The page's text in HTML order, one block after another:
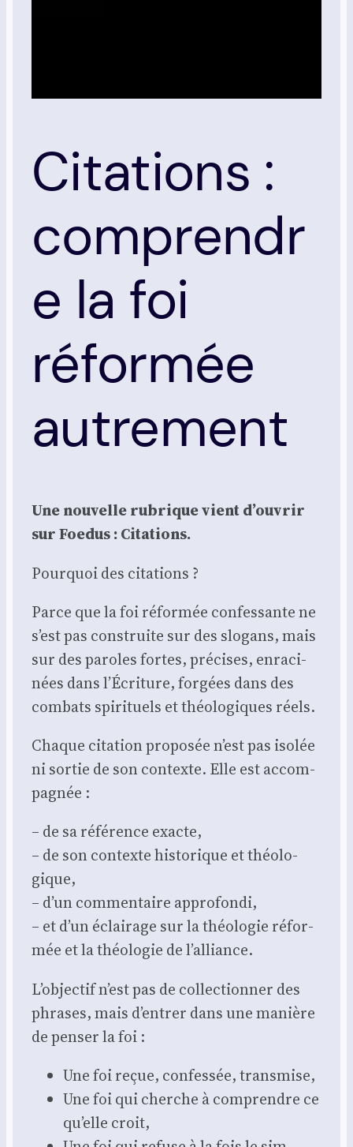
Citations :
comprendr
e la foi
réformée
autrement
Une nou­velle rubrique vient d’ouvrir
sur Foe­dus : Cita­tions.
Pour­quoi des cita­tions ?
Parce que la foi réfor­mée confes­sante ne
s’est pas construite sur des slo­gans, mais
sur des paroles fortes, pré­cises, enra­ci­
nées dans l’Écriture, for­gées dans des
com­bats spi­ri­tuels et théo­lo­giques réels.
Chaque cita­tion pro­po­sée n’est pas iso­lée
ni sor­tie de son contexte. Elle est accom­
pa­gnée :
– de sa réfé­rence exacte,
– de son contexte his­to­rique et théo­lo­
gique,
– d’un com­men­taire appro­fon­di,
– et d’un éclai­rage sur la théo­lo­gie réfor­
mée et la théo­lo­gie de l’alliance.
L’objectif n’est pas de col­lec­tion­ner des
phrases, mais d’entrer dans une manière
de pen­ser la foi :
Une foi reçue, confes­sée, trans­mise,
Une foi qui cherche à com­prendre ce
qu’elle croit,